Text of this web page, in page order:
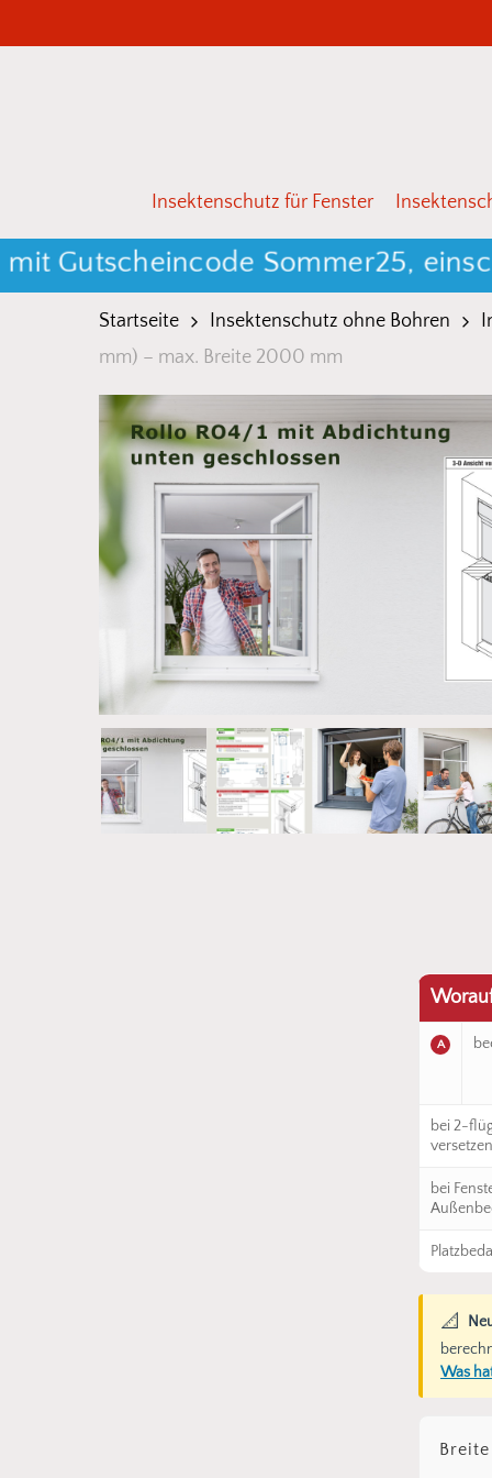
to
Drücken Sie Enter zum Suchen oder ESC zum
Insektenschutz für Fenster
Sommer25,
Startseite Insektenschutz ohne Bohren
mm) – max. Breite 2000 mm
A
bei 2-
bei
📐
Was